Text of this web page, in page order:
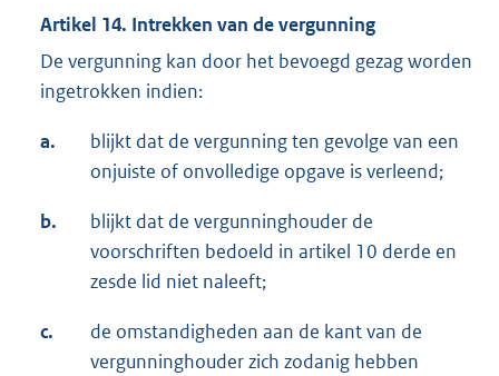
Artikel 14. Intrekken van de vergunning
De vergunning kan door het bevoegd gezag worden
ingetrokken indien:
a.
blijkt dat de vergunning ten gevolge van een
onjuiste of onvolledige opgave is verleend;
b.
blijkt dat de vergunninghouder de
voorschriften bedoeld in artikel 10 derde en
zesde lid niet naleeft;
c.
de omstandigheden aan de kant van de
vergunninghouder zich zodanig hebben